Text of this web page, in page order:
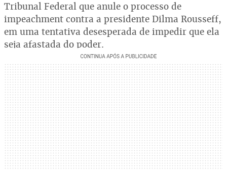
Tribunal Federal que anule o processo de
impeachment contra a presidente Dilma Rousseff,
em uma tentativa desesperada de impedir que ela
seja afastada do poder.